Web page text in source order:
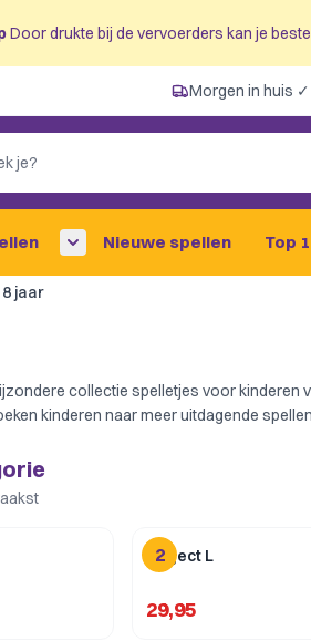
Door drukte bij de vervoerders kan je
Morgen in huis ✓
Nieuwe spellen Top
jaar
collectie spelletjes voor kinderen
kinderen naar meer uitdagende
2
Project L
29,95